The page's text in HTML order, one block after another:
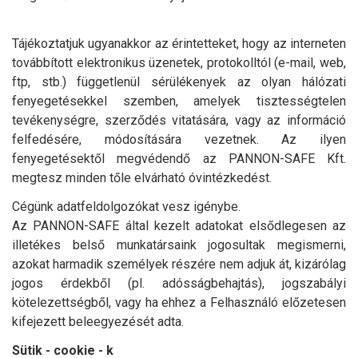
Tájékoztatjuk ugyanakkor az érintetteket, hogy az interneten
továbbított elektronikus üzenetek, protokolltól (e-mail, web,
ftp, stb.) függetlenül sérülékenyek az olyan hálózati
fenyegetésekkel szemben, amelyek tisztességtelen
tevékenységre, szerződés vitatására, vagy az információ
felfedésére, módosítására vezetnek. Az ilyen
fenyegetésektől megvédendő az PANNON-SAFE Kft.
megtesz minden tőle elvárható óvintézkedést.
Cégünk adatfeldolgozókat vesz igénybe.
Az PANNON-SAFE által kezelt adatokat elsődlegesen az
illetékes belső munkatársaink jogosultak megismerni,
azokat harmadik személyek részére nem adjuk át, kizárólag
jogos érdekből (pl. adósságbehajtás), jogszabályi
kötelezettségből, vagy ha ehhez a Felhasználó előzetesen
kifejezett beleegyezését adta.
Sütik - cookie - k